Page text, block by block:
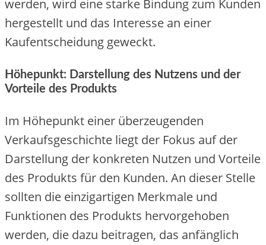
werden, wird eine starke Bindung zum Kunden
hergestellt und das Interesse an einer
Kaufentscheidung geweckt.
Höhepunkt: Darstellung des Nutzens und der
Vorteile des Produkts
Im Höhepunkt einer überzeugenden
Verkaufsgeschichte liegt der Fokus auf der
Darstellung der konkreten Nutzen und Vorteile
des Produkts für den Kunden. An dieser Stelle
sollten die einzigartigen Merkmale und
Funktionen des Produkts hervorgehoben
werden, die dazu beitragen, das anfänglich